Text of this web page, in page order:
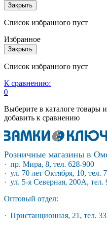
Закрыть
Список избранного пуст
Избранное
Закрыть
Список избранного пуст
К сравнению:
0
Выберите в каталоге товары
добавить к сравнению
Розничные магазины в
· пр. Мира, 8, тел. 628-900
· ул. 70 лет Октября, 10, тел.
· ул. 5-я Северная, 200А, тел.
Оптовый отдел:
· Пристанционная, 21, тел.